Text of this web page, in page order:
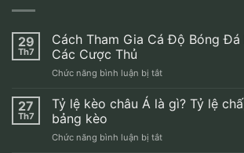
29
Th7
Cách Tham Gia Cá Độ Bóng Đá
Các Cược Thủ
Chức năng bình luận bị tắtở
Tham
Gia
Độ
27
Th7
Tỷ lệ kèo châu Á là gì? Tỷ lệ
bảng kèo
Chức năng bình luận bị tắtở